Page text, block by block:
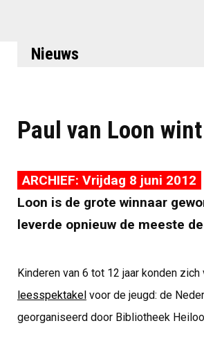
Nieuws
Paul van Loon
ARCHIEF: Vrijdag 8 juni 2012
Loon is de grote winnaar
leverde opnieuw de meeste
Kinderen van 6 tot 12 jaar konden
leesspektakelvoor de jeugd: de
georganiseerd door Bibliotheek